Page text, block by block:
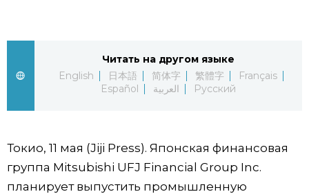
العربية
Фото/Видео
Разделы
Читать на другом языке
English
日本語 简体字 繁體字
Français
Español
العربية Русский
Токио, 11 мая (Jiji Press). Японская финансовая
группа Mitsubishi UFJ Financial Group Inc.
планирует выпустить промышленную